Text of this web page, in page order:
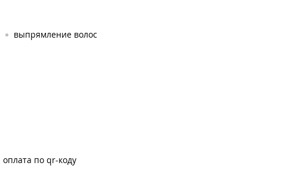
выпрямление волос
оплата по qr-коду